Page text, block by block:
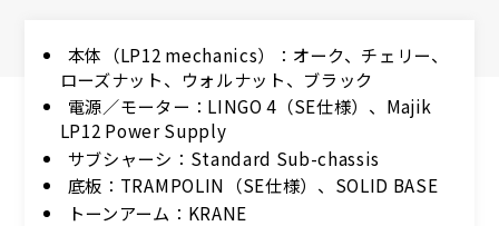
本体（LP12 mechanics）：オーク、チェリー、
ローズナット、ウォルナット、ブラック
電源／モーター：LINGO 4（SE仕様）、Majik
LP12 Power Supply
サブシャーシ：Standard Sub-chassis
底板：TRAMPOLIN（SE仕様）、SOLID BASE
トーンアーム：KRANE